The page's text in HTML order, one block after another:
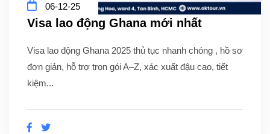
06-12-25
Visa lao động Ghana mới nhất
Visa lao động Ghana 2025 thủ tục nhanh chóng , hồ sơ
đơn giản, hỗ trợ trọn gói A–Z, xác xuất đậu cao, tiết
kiệm...